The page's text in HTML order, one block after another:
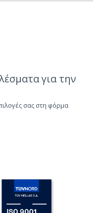
για την
σας στη φόρμα